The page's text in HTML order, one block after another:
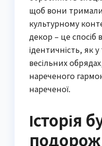
щоб вони
культурному
декор – це спосіб
ідентичність, як
весільних
нареченого
нареченої.
Історія